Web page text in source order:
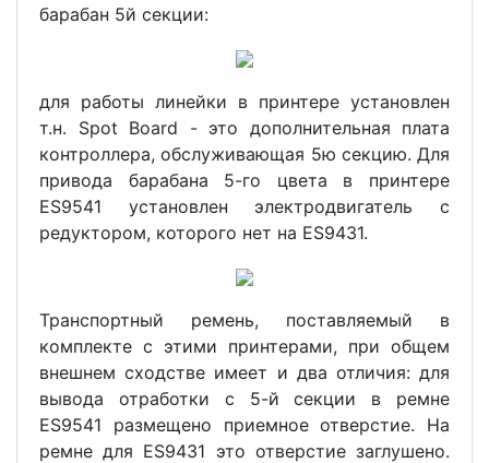
барабан 5й секции:
для работы линейки в принтере установлен
т.н. Spot Board - это дополнительная плата
контроллера, обслуживающая 5ю секцию. Для
привода барабана 5-го цвета в принтере
ES9541 установлен электродвигатель с
редуктором, которого нет на ES9431.
Транспортный ремень, поставляемый в
комплекте с этими принтерами, при общем
внешнем сходстве имеет и два отличия: для
вывода отработки с 5-й секции в ремне
ES9541 размещено приемное отверстие. На
ремне для ES9431 это отверстие заглушено.